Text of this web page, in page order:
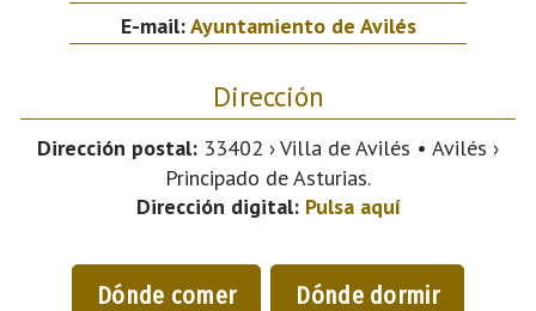
E-mail:Ayuntamiento de Avilés
Dirección
Dirección postal: 33402 › Villa de Avilés • Avilés ›
Principado de Asturias.
Dirección digital: Pulsa aquí
Dónde comer Dónde dormir